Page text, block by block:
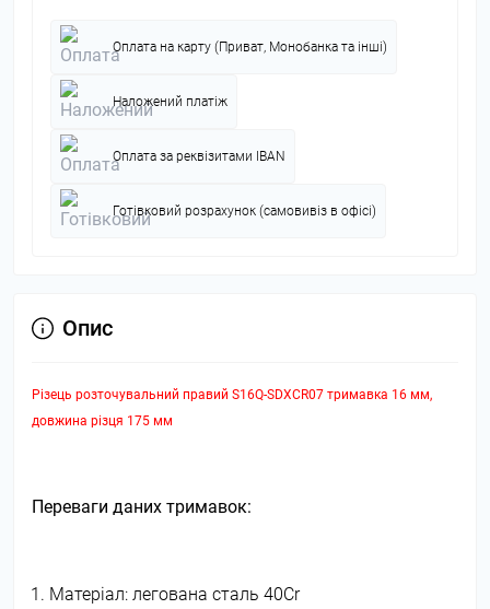
Оплата на карту (Приват, Монобанка та інші)
Наложений платіж
Оплата за реквізитами IBAN
Готівковий розрахунок (самовивіз в офісі)
Опис
Різець розточувальний правий S16Q-SDXCR07 тримавка 16 мм,
довжина різця 175 мм
Переваги даних тримавок:
Матеріал: легована сталь 40Cr